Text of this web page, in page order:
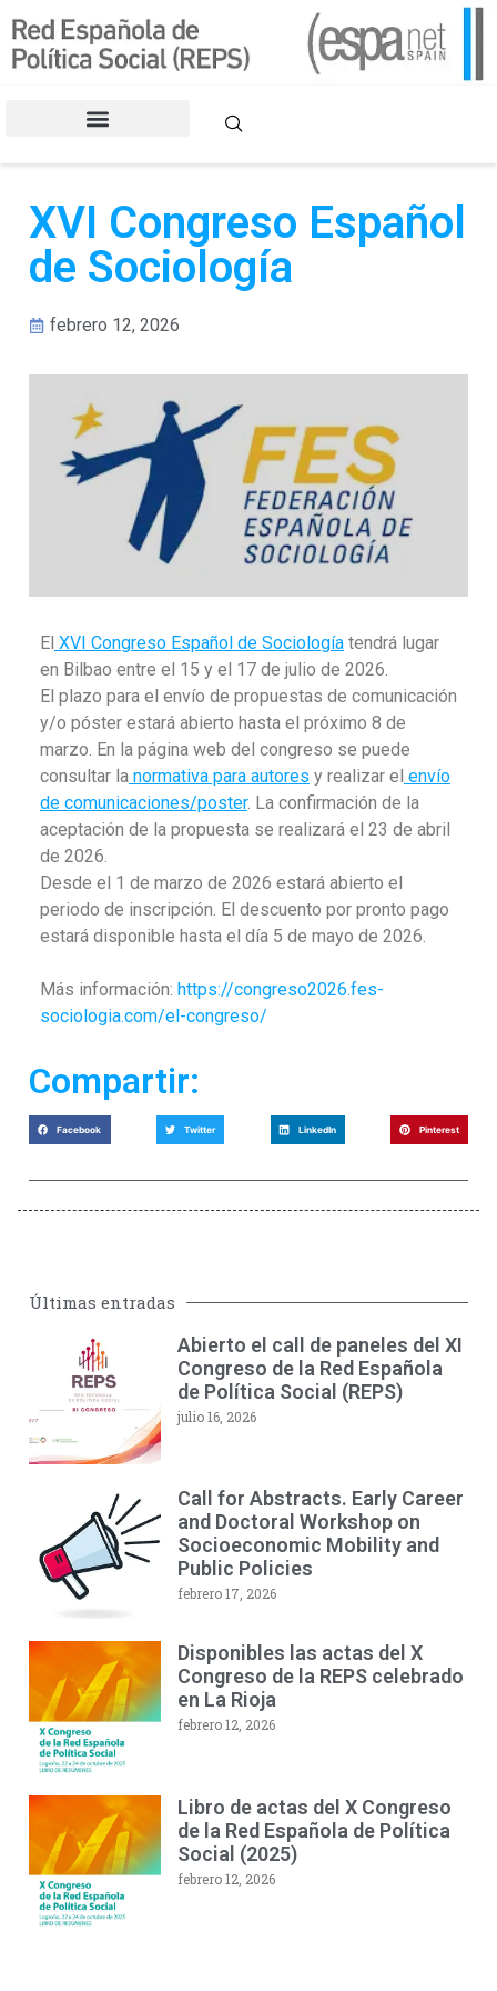
XVI Congreso Español
de Sociología
febrero 12, 2026
El XVI Congreso Español de Sociología tendrá lugar
en Bilbao entre el 15 y el 17 de julio de 2026.
El plazo para el envío de propuestas de comunicación
y/o póster estará abierto hasta el próximo 8 de
marzo. En la página web del congreso se puede
consultar la normativa para autores y realizar el envío
de comunicaciones/poster. La confirmación de la
aceptación de la propuesta se realizará el 23 de abril
de 2026.
Desde el 1 de marzo de 2026 estará abierto el
periodo de inscripción. El descuento por pronto pago
estará disponible hasta el día 5 de mayo de 2026.
Más información: https://congreso2026.fes-
sociologia.com/el-congreso/
Compartir:
Facebook Twitter LinkedIn Pinterest
Últimas entradas
Abierto el call de paneles del XI
Congreso de la Red Española
de Política Social (REPS)
julio 16, 2026
Call for Abstracts. Early Career
and Doctoral Workshop on
Socioeconomic Mobility and
Public Policies
febrero 17, 2026
Disponibles las actas del X
Congreso de la REPS celebrado
en La Rioja
febrero 12, 2026
Libro de actas del X Congreso
de la Red Española de Política
Social (2025)
febrero 12, 2026